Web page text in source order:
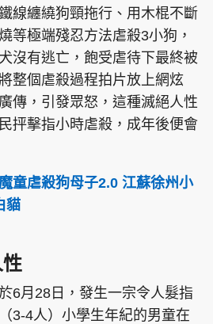
cazbuyer 東Touch
星島頭條 星島日報
星島環球 The Standard
Oh!爸媽
線纏繞狗頸拖行、用木棍不斷
等極端殘忍方法虐殺3小狗，
沒有逃亡，飽受虐待下最終被
整個虐殺過程拍片放上網炫
傳，引發眾怒，這種滅絕人性
抨擊指小時虐殺，成年後便會
童虐殺狗母子2.0 江蘇徐州小
貓
6月28日，發生一宗令人髮指
3-4人）小學生年紀的男童在